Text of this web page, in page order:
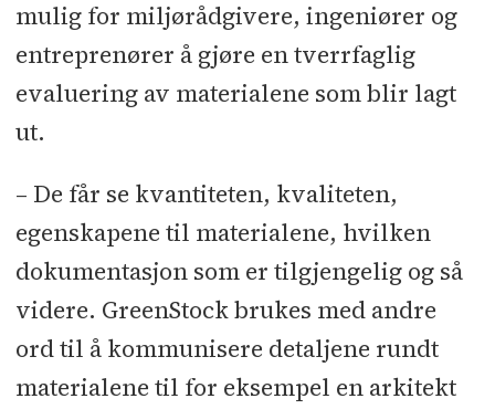
mulig for miljørådgivere, ingeniører og
entreprenører å gjøre en tverrfaglig
evaluering av materialene som blir lagt
ut.
– De får se kvantiteten, kvaliteten,
egenskapene til materialene, hvilken
dokumentasjon som er tilgjengelig og så
videre. GreenStock brukes med andre
ord til å kommunisere detaljene rundt
materialene til for eksempel en arkitekt